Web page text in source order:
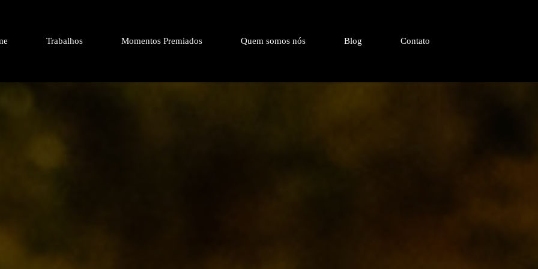
Trabalhos Momentos Premiados Quem somos nós Blog Contato